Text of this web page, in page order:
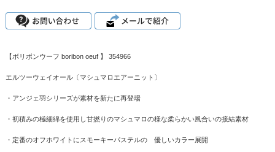
【ボリボンウーフ boribon oeuf 】 354966
エルツーウェイオール〔マシュマロエアーニット〕
・アンジェ羽シリーズが素材を新たに再登場
・初積みの極細綿を使用し甘撚りのマシュマロの様な柔らかい風合いの接結素材
・定番のオフホワイトにスモーキーパステルの 優しいカラー展開